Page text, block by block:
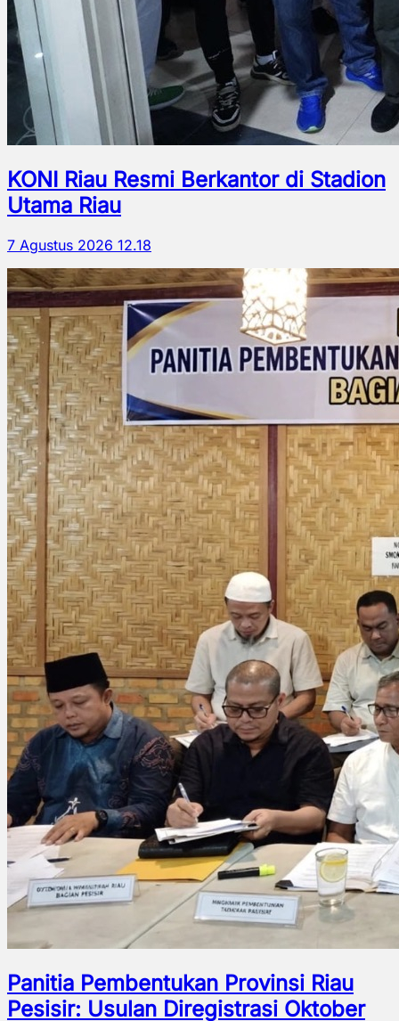
KONI Riau Resmi Berkantor di Stadion
Utama Riau
7 Agustus 2026 12.18
Panitia Pembentukan Provinsi Riau
Pesisir: Usulan Diregistrasi Oktober